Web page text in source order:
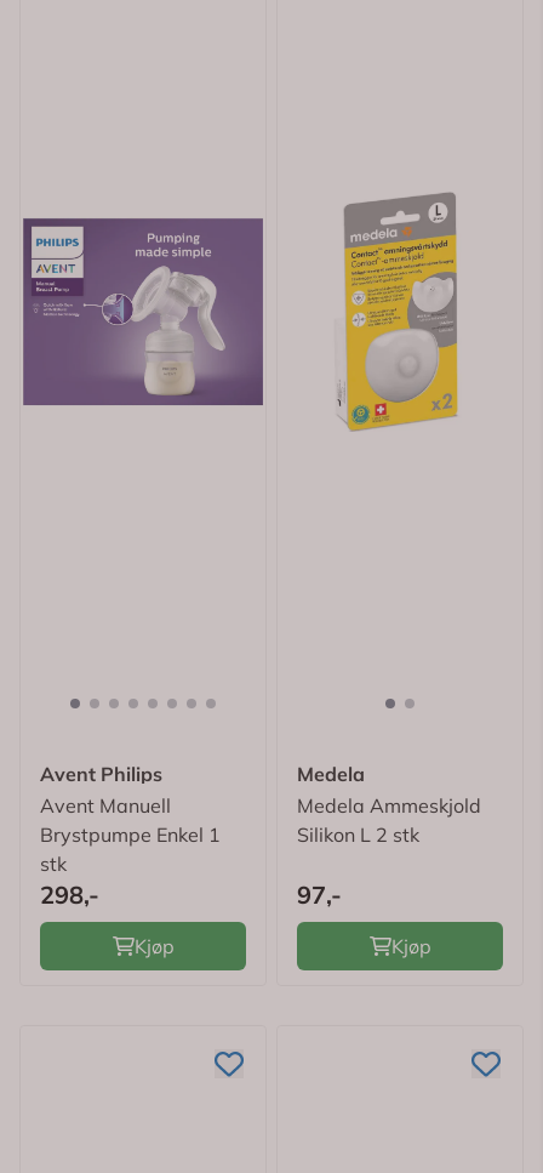
Avent Philips
Avent Manuell
Brystpumpe Enkel 1
stk
298,-
Kjøp
Medela
Medela Ammeskjold
Silikon L 2 stk
97,-
Kjøp